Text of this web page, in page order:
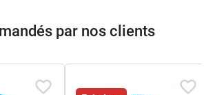
par nos clients